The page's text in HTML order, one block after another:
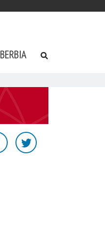
BERBIA